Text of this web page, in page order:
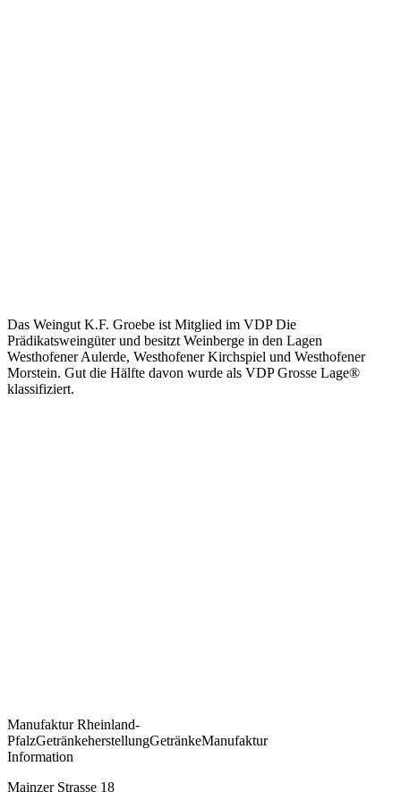
Das Weingut K.F. Groebe ist Mitglied im VDP Die
Prädikatsweingüter und besitzt Weinberge in den Lagen
Westhofener Aulerde, Westhofener Kirchspiel und Westhofener
Morstein. Gut die Hälfte davon wurde als VDP Grosse Lage®
klassifiziert.
Manufaktur Rheinland-
PfalzGetränkeherstellungGetränkeManufaktur
Information
Mainzer Strasse 18